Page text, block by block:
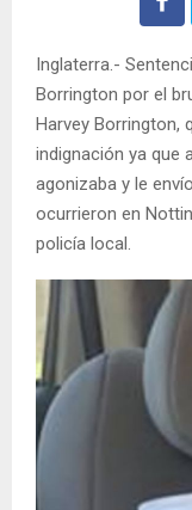
Inglaterra.-
Borrington por el
Harvey Borrington,
indignación ya que
agonizaba y le
ocurrieron en
policía local.